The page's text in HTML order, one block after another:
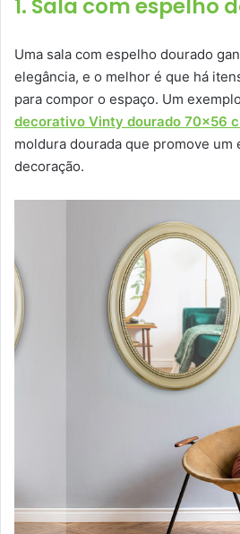
1. Sala com espelho
Uma sala com espelho dourado
elegância, e o melhor é que há
para compor o espaço. Um
decorativo Vinty dourado 70×56
moldura dourada que promove um
decoração.